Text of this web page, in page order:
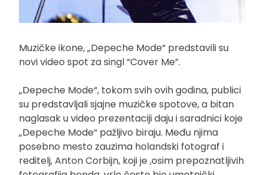
Muzičke ikone, „Depeche Mode“ predstavili su
novi video spot za singl “Cover Me”.
„Depeche Mode“, tokom svih ovih godina, publici
su predstavljali sjajne muzičke spotove, a bitan
naglasak u video prezentaciji daju i saradnici koje
„Depeche Mode“ pažljivo biraju. Među njima
posebno mesto zauzima holandski fotograf i
reditelj, Anton Corbijn, koji je ,osim prepoznatljivih